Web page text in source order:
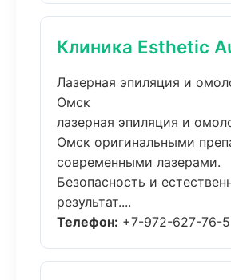
Клиника Esthetic
Лазерная эпиляция и
Омск
лазерная эпиляция и
Омск оригинальными
современными лазерами.
Безопасность и
результат....
Телефон: +7-972-627-76-